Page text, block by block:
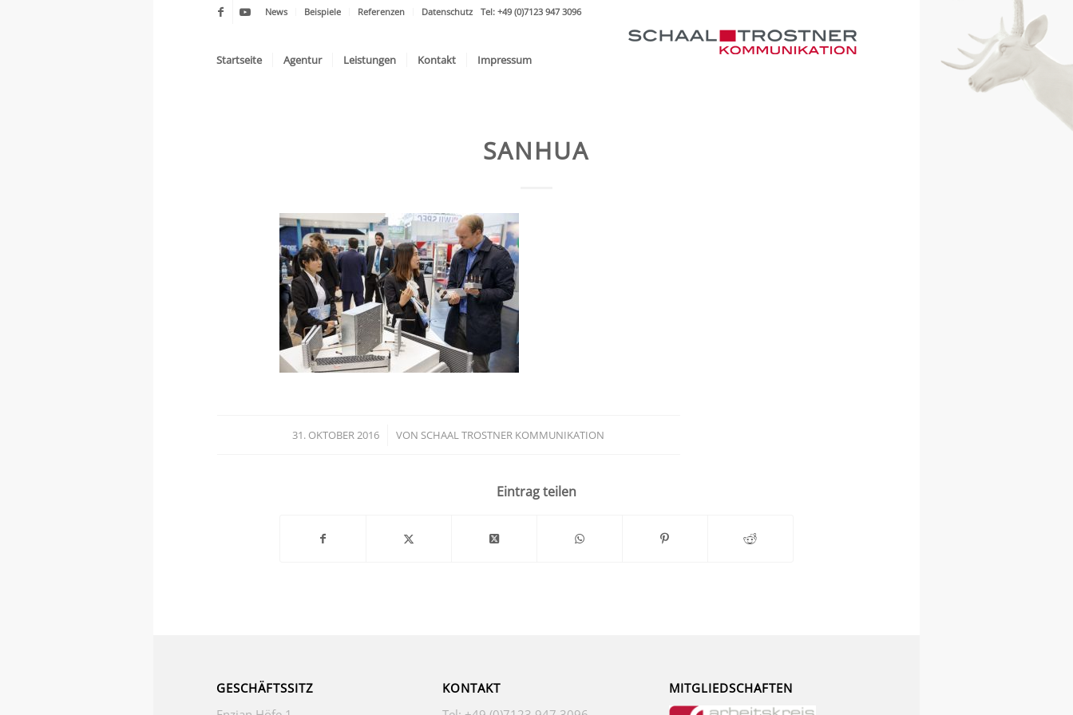
News Beispiele Referenzen Datenschutz Tel: +49 (0)7123 947 3096
Startseite Agentur Leistungen Kontakt Impressum
SANHUA
31. OKTOBER 2016
/ VON SCHAAL TROSTNER KOMMUNIKATION
Eintrag teilen
GESCHÄFTSSITZ KONTAKT MITGLIEDSCHAFTEN